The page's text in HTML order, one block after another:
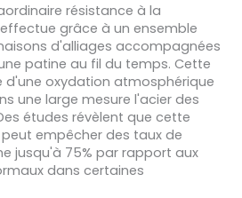
résistance à la
grâce à un ensemble
d'alliages accompagnées
patine au fil du temps. Cette
d'une oxydation atmosphérique
une large mesure l'acier des
études révèlent que cette
empêcher des taux de
jusqu'à 75% par rapport aux
dans certaines